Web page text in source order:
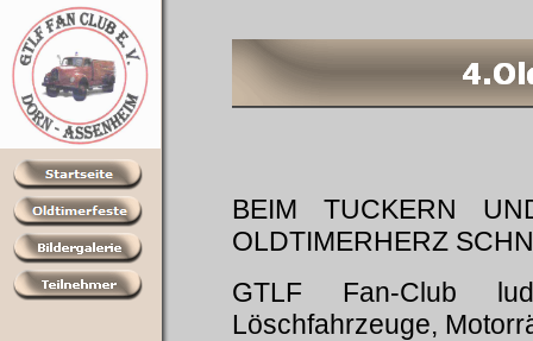
BEIM TUCKERN
OLDTIMERHERZ
GTLF Fan-Club
Löschfahrzeuge,